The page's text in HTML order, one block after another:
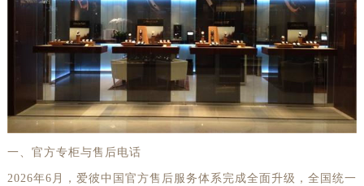
一、官方专柜与售后电话
2026年6月，爱彼中国官方售后服务体系完成全面升级，全国统一